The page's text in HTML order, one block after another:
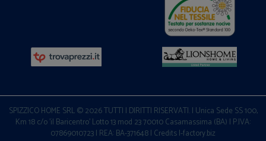
SPIZZICO HOME SRL © 2026 TUTTI I DIRITTI RISERVATI. | Unica Sede SS 100,
Km 18 c/o 'il Baricentro' Lotto 13 mod 23 70010 Casamassima (BA) | P.IVA:
07869010723 | REA: BA-371648 | Credits I-factory.biz